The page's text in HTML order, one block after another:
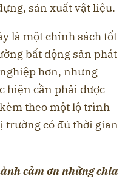
sản xuất vật liệu.
là một chính sách tốt
bất động sản phát
hơn, nhưng
hiện cần phải được
theo một lộ trình
trường có đủ thời gian
cảm ơn những chia